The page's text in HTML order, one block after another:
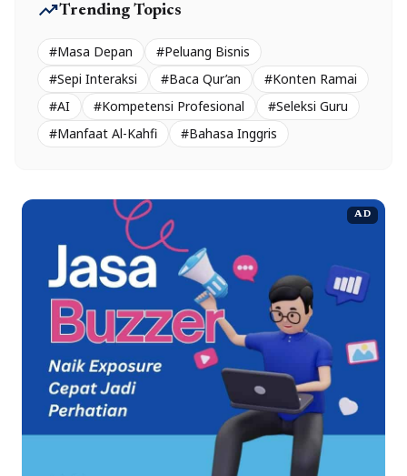
trending_upTrending Topics
#Masa Depan
#Peluang Bisnis
#Sepi Interaksi
#Baca Qur’an
#Konten Ramai
#AI
#Kompetensi Profesional
#Seleksi Guru
#Manfaat Al-Kahfi
#Bahasa Inggris
AD